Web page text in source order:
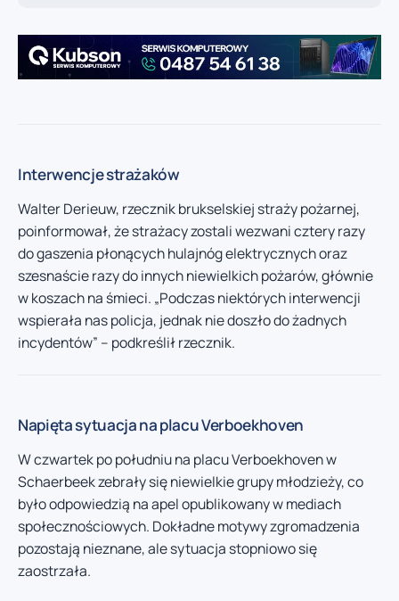
Interwencje strażaków
Walter Derieuw, rzecznik brukselskiej straży pożarnej,
poinformował, że strażacy zostali wezwani cztery razy
do gaszenia płonących hulajnóg elektrycznych oraz
szesnaście razy do innych niewielkich pożarów, głównie
w koszach na śmieci. „Podczas niektórych interwencji
wspierała nas policja, jednak nie doszło do żadnych
incydentów” – podkreślił rzecznik.
Napięta sytuacja na placu Verboekhoven
W czwartek po południu na placu Verboekhoven w
Schaerbeek zebrały się niewielkie grupy młodzieży, co
było odpowiedzią na apel opublikowany w mediach
społecznościowych. Dokładne motywy zgromadzenia
pozostają nieznane, ale sytuacja stopniowo się
zaostrzała.